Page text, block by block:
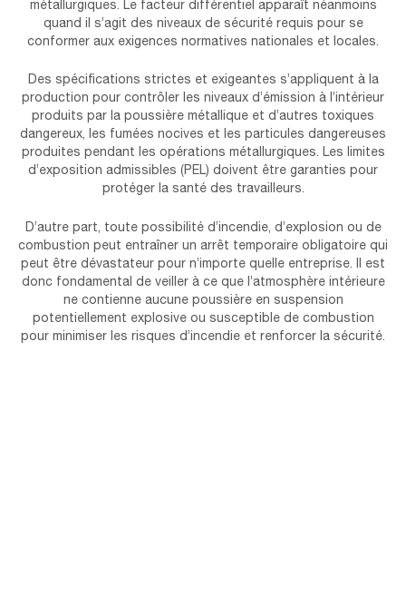
métallurgiques. Le facteur différentiel apparaît néanmoins
quand il s’agit des niveaux de sécurité requis pour se
conformer aux exigences normatives nationales et locales.
Des spécifications strictes et exigeantes s’appliquent à la
production pour contrôler les niveaux d’émission à l’intérieur
produits par la poussière métallique et d’autres toxiques
dangereux, les fumées nocives et les particules dangereuses
produites pendant les opérations métallurgiques. Les limites
d’exposition admissibles (PEL) doivent être garanties pour
protéger la santé des travailleurs.
D’autre part, toute possibilité d’incendie, d’explosion ou de
combustion peut entraîner un arrêt temporaire obligatoire qui
peut être dévastateur pour n’importe quelle entreprise. Il est
donc fondamental de veiller à ce que l’atmosphère intérieure
ne contienne aucune poussière en suspension
potentiellement explosive ou susceptible de combustion
pour minimiser les risques d’incendie et renforcer la sécurité.